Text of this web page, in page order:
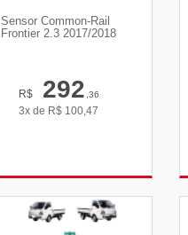
Sensor Common-Rail
Frontier 2.3 2017/2018
R$ 292,36
3x de R$ 100,47